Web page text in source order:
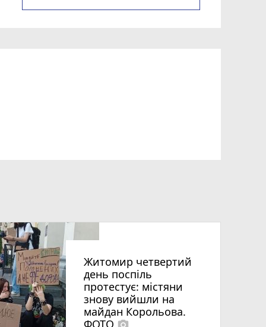
Житомир четвертий
день поспіль
протестує: містяни
знову вийшли на
майдан Корольова.
ФОТО